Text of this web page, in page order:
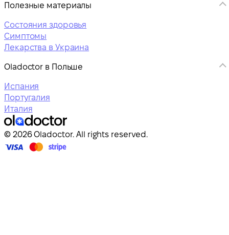
Полезные материалы
Состояния здоровья
Симптомы
Лекарства в Украина
Oladoctor в Польше
Испания
Португалия
Италия
© 2026 Oladoctor. All rights reserved.